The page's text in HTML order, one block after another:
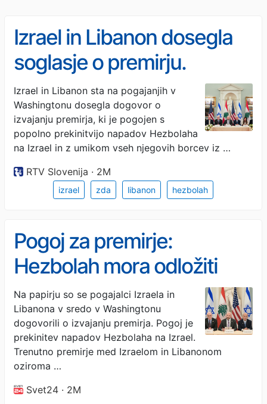
Izrael in Libanon dosegla
soglasje o premirju.
Hezbolah mora ustaviti
napade.
Izrael in Libanon sta na pogajanjih v
Washingtonu dosegla dogovor o
izvajanju premirja, ki je pogojen s
popolno prekinitvijo napadov Hezbolaha
na Izrael in z umikom vseh njegovih borcev iz …
RTV Slovenija · 2M
izrael zda libanon hezbolah
Pogoj za premirje:
Hezbolah mora odložiti
orožje
Na papirju so se pogajalci Izraela in
Libanona v sredo v Washingtonu
dogovorili o izvajanju premirja. Pogoj je
prekinitev napadov Hezbolaha na Izrael.
Trenutno premirje med Izraelom in Libanonom
oziroma …
Svet24 · 2M